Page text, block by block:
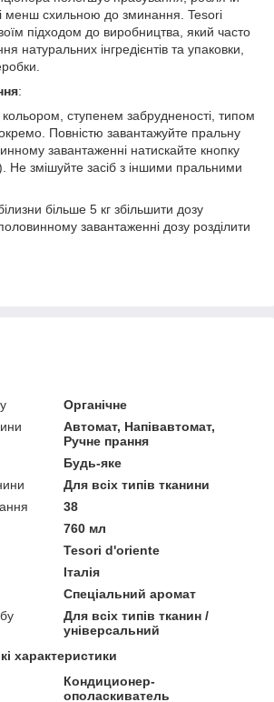
менш схильною до зминання. Tesori
підходом до виробництва, який часто
натуральних інгредієнтів та упаковки,
:
кольором, ступенем забрудненості, типом
Повністю завантажуйте пральну
завантаженні натискайте кнопку
Не змішуйте засіб з іншими пральними
більше 5 кг збільшити дозу
завантаженні дозу розділити
Органічне
Автомат, Напівавтомат,
Ручне прання
Будь-яке
Для всіх типів тканини
38
760 мл
Tesori d'oriente
Італія
Спеціальний аромат
Для всіх типів тканин /
універсальний
характеристики
Кондиционер-
ополаскиватель